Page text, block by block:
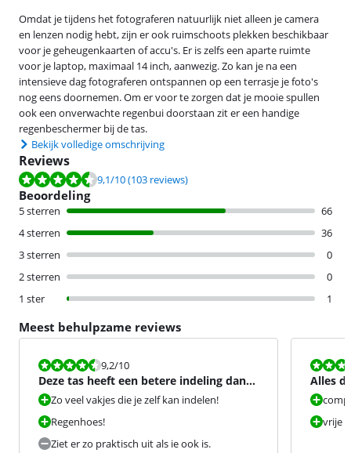
Omdat je tijdens het fotograferen natuurlijk niet alleen je camera
en lenzen nodig hebt, zijn er ook ruimschoots plekken beschikbaar
voor je geheugenkaarten of accu's. Er is zelfs een aparte ruimte
voor je laptop, maximaal 14 inch, aanwezig. Zo kan je na een
intensieve dag fotograferen ontspannen op een terrasje je foto's
nog eens doornemen. Om er voor te zorgen dat je mooie spullen
ook een onverwachte regenbui doorstaan zit er een handige
regenbeschermer bij de tas.
Bekijk volledige omschrijving
Reviews
Beoordeling is 9,1 van de 10, gebaseerd op 103 reviews.
9,1/10(103 reviews)
Beoordeling
5 sterren
66
4 sterren
36
3 sterren
0
2 sterren
0
1 ster
1
Meest behulpzame reviews
Beoordeling is 9,2 van de 10.
9,2/10
Deze tas heeft een betere indeling dan
het huis waar ik in w
Zo veel vakjes die je zelf kan indelen!
Regenhoes!
Ziet er zo praktisch uit als ie ook is.
Alles
vrije